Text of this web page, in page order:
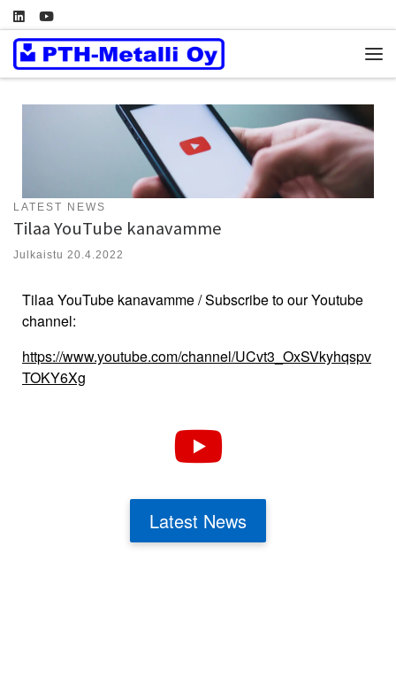
Skip to content
LATEST NEWS
Tilaa YouTube kanavamme
Julkaistu 20.4.2022
Tilaa YouTube kanavamme /Subscribe to our Youtube
channel:
https://www.youtube.com/channel/UCvt3_OxSVkyhqspv
TOKY6Xg
Latest News